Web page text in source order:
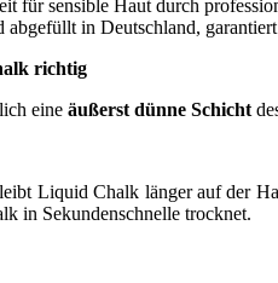
für sensible Haut durch
in Deutschland,
richtig
eine äußerst dünne Schicht
Liquid Chalk länger auf der
in Sekundenschnelle trocknet.